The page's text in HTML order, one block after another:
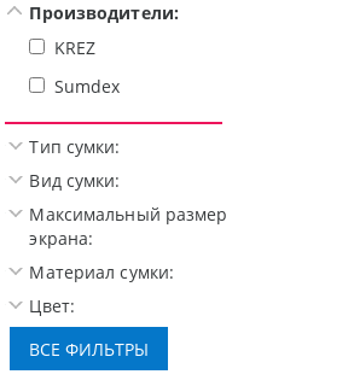
Высокотехнологичная игровая
Производители:
KREZ
Sumdex
Тип сумки:
Вид сумки:
Максимальный размер
экрана:
Материал сумки:
Цвет: